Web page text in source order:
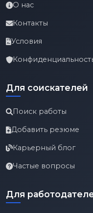
О нас
Контакты
Условия
Для соискателей
Поиск работы
Добавить резюме
Карьерный блог
Частые вопросы
Для